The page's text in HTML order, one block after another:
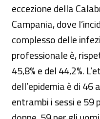
eccezione della
Campania, dove
complesso delle
professionale è,
45,8% e del 44,2%.
dell’epidemia è di 46
entrambi i sessi e 59